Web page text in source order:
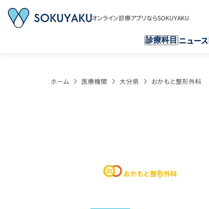
オンライン診療アプリならSOKUYAKU
診療科目 ニュース
ホーム 医療機関 大分県 おかもと整形外科